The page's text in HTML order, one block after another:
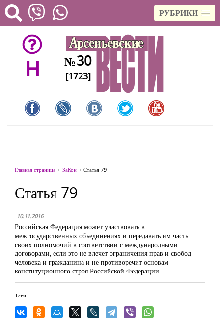
РУБРИКИ
H №30
[1723]
Главная страница ЗаКон Статья 79
Статья 79
10.11.2016
Российская Федерация может участвовать в
межгосударственных объединениях и передавать им часть
своих полномочий в соответствии с международными
договорами, если это не влечет ограничения прав и свобод
человека и гражданина и не противоречит основам
конституционного строя Российской Федерации.
Теги: